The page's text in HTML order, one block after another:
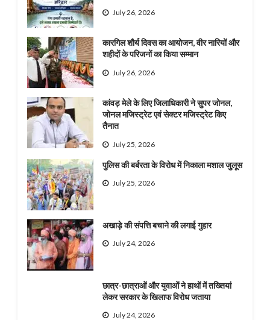
July 26, 2026
कारगिल शौर्य दिवस का आयोजन, वीर नारियों और
शहीदों के परिजनों का किया सम्मान
July 26, 2026
कांवड़ मेले के लिए जिलाधिकारी ने सुपर जोनल,
जोनल मजिस्ट्रेट एवं सेक्टर मजिस्ट्रेट किए
तैनात
July 25, 2026
पुलिस की बर्बरता के विरोध में निकाला मशाल जुलूस
July 25, 2026
अखाड़े की संपत्ति बचाने की लगाई गुहार
July 24, 2026
छात्र-छात्राओं और युवाओं ने हाथों में तख्तियां
लेकर सरकार के खिलाफ विरोध जताया
July 24, 2026